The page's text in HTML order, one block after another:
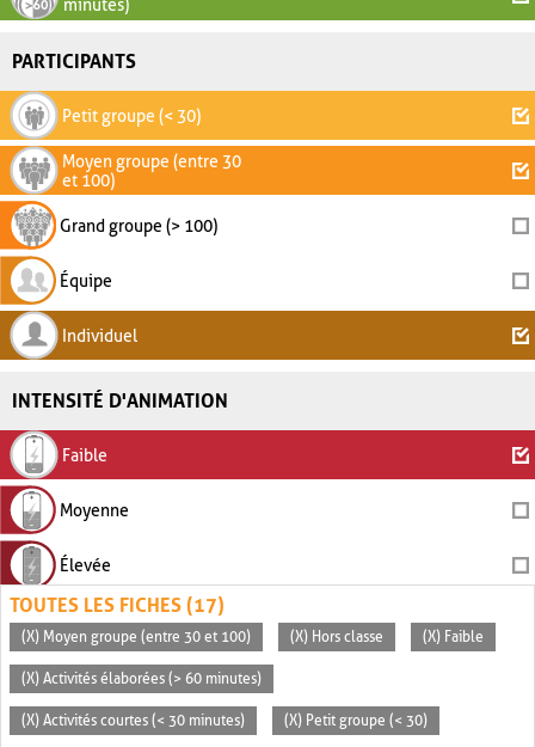
minutes)
PARTICIPANTS
Petit groupe (< 30)
Moyen groupe (entre 30
et 100)
Grand groupe (> 100)
Équipe
Individuel
INTENSITÉ D'ANIMATION
Faible
Moyenne
Élevée
TOUTES LES FICHES (17)
(X) Moyen groupe (entre 30 et 100) (X) Hors classe (X) Faible
(X) Activités élaborées (> 60 minutes)
(X) Activités courtes (< 30 minutes) (X) Petit groupe (< 30)